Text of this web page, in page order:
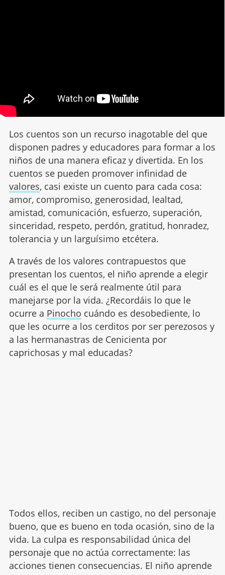
Los cuentos son un recurso inagotable del que
disponen padres y educadores para formar a los
niños de una manera eficaz y divertida. En los
cuentos se pueden promover infinidad de
valores, casi existe un cuento para cada cosa:
amor, compromiso, generosidad, lealtad,
amistad, comunicación, esfuerzo, superación,
sinceridad, respeto, perdón, gratitud, honradez,
tolerancia y un larguísimo etcétera.
A través de los valores contrapuestos que
presentan los cuentos, el niño aprende a elegir
cuál es el que le será realmente útil para
manejarse por la vida. ¿Recordáis lo que le
ocurre a Pinocho cuándo es desobediente, lo
que les ocurre a los cerditos por ser perezosos y
a las hermanastras de Cenicienta por
caprichosas y mal educadas?
Todos ellos, reciben un castigo, no del personaje
bueno, que es bueno en toda ocasión, sino de la
vida. La culpa es responsabilidad única del
personaje que no actúa correctamente: las
acciones tienen consecuencias. El niño aprende